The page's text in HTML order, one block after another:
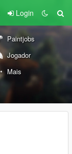
Login
Paintjobs
Jogador
Mais